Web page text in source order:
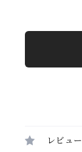
レビュー